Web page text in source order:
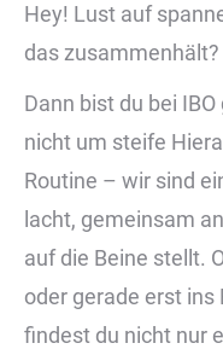
Hey! Lust auf
das zusammenhält?
Dann bist du bei
nicht um steife
Routine – wir sind
lacht, gemeinsam
auf die Beine stellt.
oder gerade erst
findest du nicht nur